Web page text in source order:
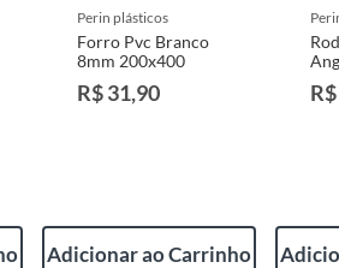
perin plásticos
Forro Pvc Branco
8mm 200x400
R$ 31,90
Adicionar ao Carrinho